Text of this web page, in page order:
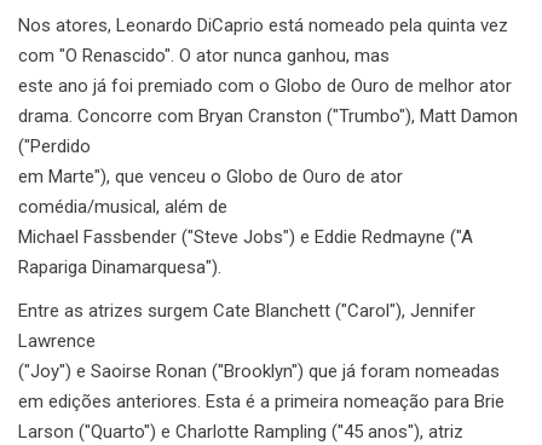
Nos atores, Leonardo DiCaprio está nomeado pela quinta vez
com "O Renascido". O ator nunca ganhou, mas
este ano já foi premiado com o Globo de Ouro de melhor ator
drama. Concorre com Bryan Cranston ("Trumbo"), Matt Damon
("Perdido
em Marte"), que venceu o Globo de Ouro de ator
comédia/musical, além de
Michael Fassbender ("Steve Jobs") e Eddie Redmayne ("A
Rapariga Dinamarquesa").
Entre as atrizes surgem Cate Blanchett ("Carol"), Jennifer
Lawrence
("Joy") e Saoirse Ronan ("Brooklyn") que já foram nomeadas
em edições anteriores. Esta é a primeira nomeação para Brie
Larson ("Quarto") e Charlotte Rampling ("45 anos"), atriz